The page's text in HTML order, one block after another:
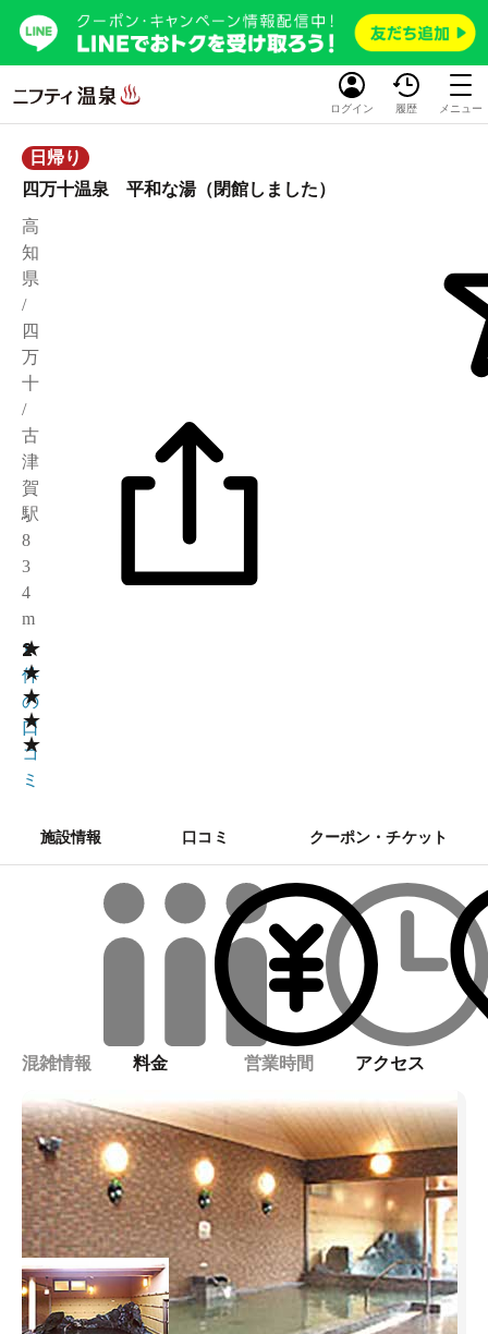
ログイン 履歴 メニュー
日帰り
四万十温泉 平和な湯（閉館しました）
高
知
県
/
四
万
十
/
古
津
賀
駅
8
3
4
m
★
★
★
★
★
2
1
件
の
口
コ
ミ
施設情報 口コミ クーポン・チケット
混雑情報 料金 営業時間 アクセス